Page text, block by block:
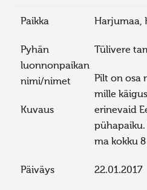
Paikka Harjumaa,
Pyhän
luonnonpaikan
nimi/nimet
Tülivere
Kuvaus
Pilt on osa
mille
erinevaid
ma kokku
Päiväys 22.01.2017